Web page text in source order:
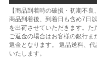
【商品到着時の破損・初期不
商品到着後、到着日も含め7日
を出荷させていただきます。た
ご返金の場合はお客様の銀行
返金となります。 返品送料、
いたします。